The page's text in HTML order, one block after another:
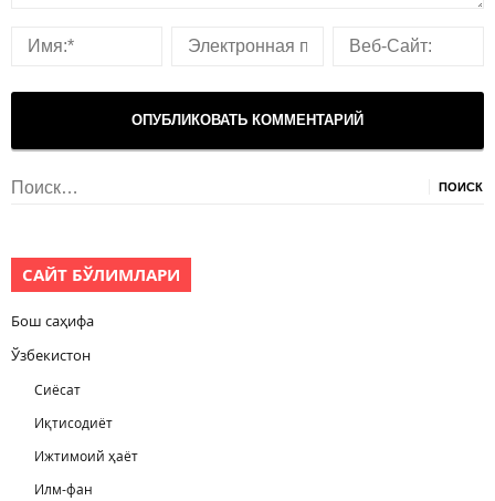
Найти:
САЙТ БЎЛИМЛАРИ
Бош саҳифа
Ўзбекистон
Сиёсат
Иқтисодиёт
Ижтимоий ҳаёт
Илм-фан